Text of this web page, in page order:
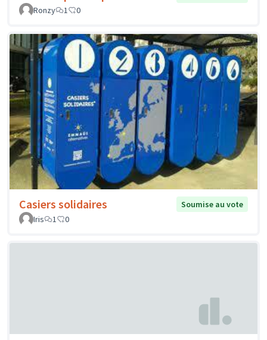
Ronzy
1 0
Casiers solidaires
Soumise au vote
Iris
1 0